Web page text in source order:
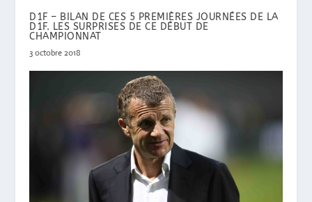
D1F – BILAN DE CES 5 PREMIÈRES JOURNÉES DE LA
D1F. LES SURPRISES DE CE DÉBUT DE
CHAMPIONNAT
3 octobre 2018